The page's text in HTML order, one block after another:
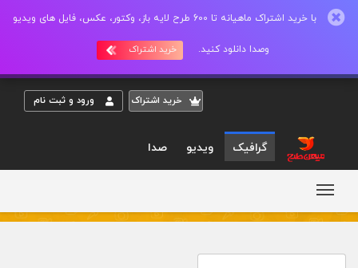
با خرید اشتراک ماهیانه تا 600 طرح لایه باز، وکتور، عکس، فایل های ویدیو
وصدا دانلود کنید. خرید اشتراک
خريد اشتراک ورود و ثبت نام
گرافیک ویدیو صدا